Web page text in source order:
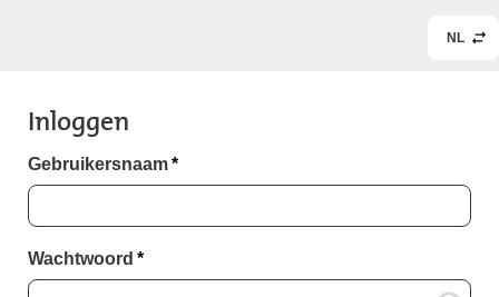
NL
Inloggen
Gebruikersnaam*
Wachtwoord *